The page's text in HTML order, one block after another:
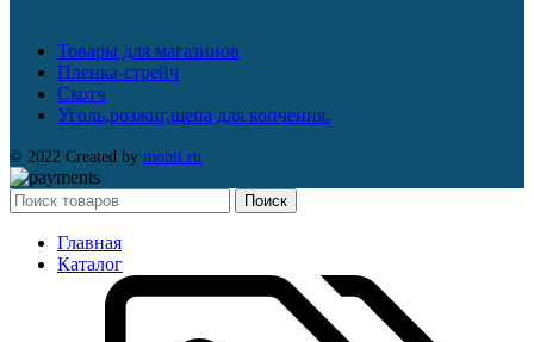
Товары для магазинов
Пленка-стрейч
Скотч
Уголь,розжиг,щепа для копчения.
© 2022 Created by mobit.ru
Поиск
Главная
Каталог